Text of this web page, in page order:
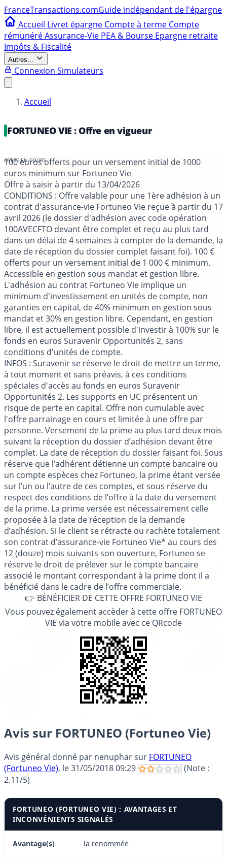
FranceTransactions.comGuide indépendant de l'épargne
Accueil Livret épargne Compte à terme Compte
rémunéréAssurance-Vie PEA & Bourse Epargne retraite
Impôts & Fiscalité
Autres...
Connexion Simulateurs
Accueil
FORTUNEO VIE : Offre en vigueur
100 euros offerts pour un versement initial de 1000
euros minimum sur Fortuneo Vie
Offre à saisir à partir du 13/04/2026
CONDITIONS : Offre valable pour une 1ère adhésion à un
contrat d'assurance-vie Fortuneo Vie reçue à partir du 17
avril 2026 (le dossier d'adhésion avec code opération
100AVECFTO devant être complet et reçu au plus tard
dans un délai de 4 semaines à compter de la demande, la
date de réception du dossier complet faisant foi). 100 €
offerts pour un versement initial de 1 000 € minimum.
Accessible en gestion sous mandat et gestion libre.
L'adhésion au contrat Fortuneo Vie implique un
minimum d'investissement en unités de compte, non
garanties en capital, de 40% minimum en gestion sous
mandat et 30% en gestion libre. Cependant, en gestion
libre, il est actuellement possible d'investir à 100% sur le
fonds en euros Suravenir Opportunités 2, sans
conditions d'unités de compte.
INFOS : Suravenir se réserve le droit de mettre un terme,
à tout moment et sans préavis, à ces conditions
spéciales d'accès au fonds en euros Suravenir
Opportunités 2. Les supports en UC présentent un
risque de perte en capital. Offre non cumulable avec
l'offre parrainage en cours et limitée à une offre par
personne. Versement de la prime au plus tard deux mois
suivant la réception du dossier d’adhésion devant être
complet. La date de réception du dossier faisant foi. Sous
réserve que l’adhérent détienne un compte bancaire ou
un compte espèces chez Fortuneo, la prime étant versée
sur l’un ou l’autre de ces comptes, et sous réserve du
respect des conditions de l’offre à la date du versement
de la prime. La prime versée est nécessairement celle
proposée à la date de réception de la demande
d’adhésion. Si le client se rétracte ou rachète totalement
son contrat d’assurance-vie Fortuneo Vie* au cours des
12 (douze) mois suivants son ouverture, Fortuneo se
réserve le droit de prélever sur le compte bancaire
associé le montant correspondant à la prime dont il a
bénéficié dans le cadre de l’offre commerciale.
👉 BÉNÉFICIER DE CETTE OFFRE FORTUNEO VIE
Vous pouvez également accèder à cette offre FORTUNEO
VIE via votre mobile avec ce QRcode
Avis sur FORTUNEO (Fortuneo Vie)
Avis général donné par nenupharsur FORTUNEO
(Fortuneo Vie), le31/05/2018 09:29
(Note :
2.11/5)
FORTUNEO (FORTUNEO VIE) : AVANTAGES ET
INCONVÉNIENTS SIGNALÉS
Avantage(s) la renommée